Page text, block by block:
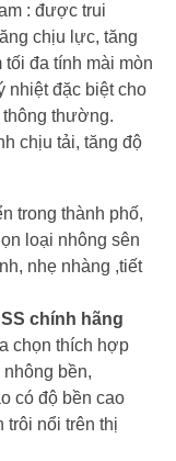
: được trui
chịu lực, tăng
đa tính mài mòn
nhiệt đặc biệt cho
thường.
chịu tải, tăng độ
trong thành phố,
loại nhông sên
nhẹ nhàng ,tiết
chính hãng
chọn thích hợp
bền,
có độ bền cao
trôi nổi trên thị